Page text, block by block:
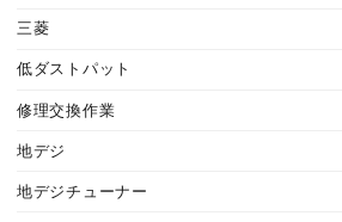
三菱
低ダストパット
修理交換作業
地デジ
地デジチューナー